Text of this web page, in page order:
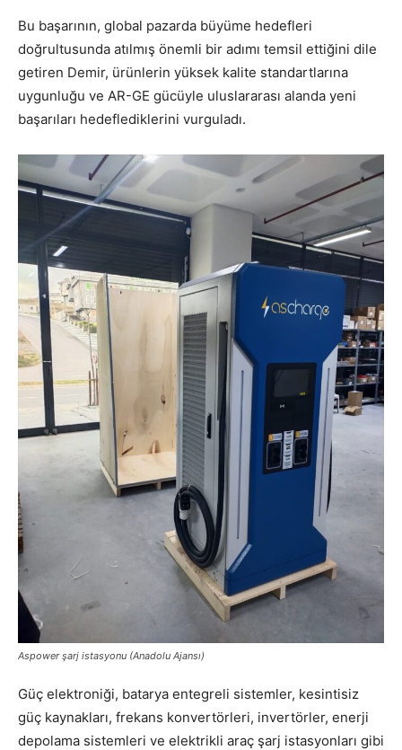
Bu başarının, global pazarda büyüme hedefleri
doğrultusunda atılmış önemli bir adımı temsil ettiğini dile
getiren Demir, ürünlerin yüksek kalite standartlarına
uygunluğu ve AR-GE gücüyle uluslararası alanda yeni
başarıları hedeflediklerini vurguladı.
Aspower şarj istasyonu (Anadolu Ajansı)
Güç elektroniği, batarya entegreli sistemler, kesintisiz
güç kaynakları, frekans konvertörleri, invertörler, enerji
depolama sistemleri ve elektrikli araç şarj istasyonları gibi